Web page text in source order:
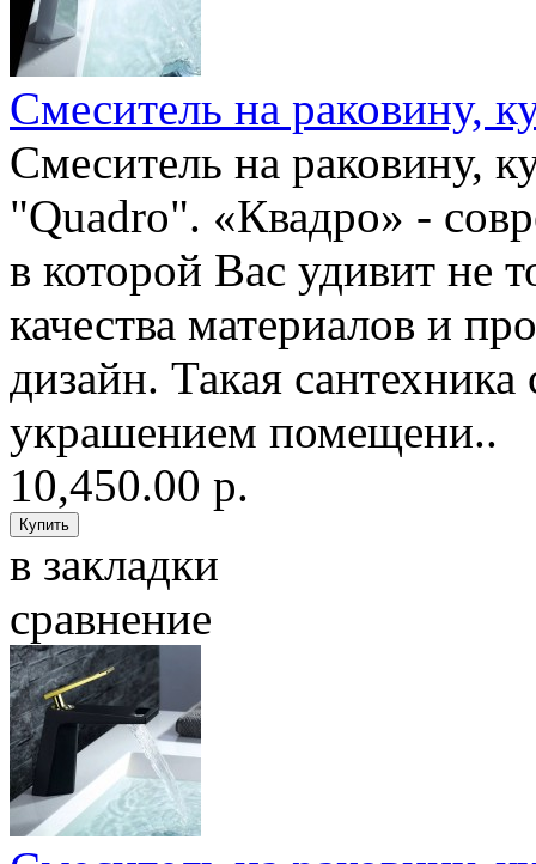
Смеситель на раковину,
Смеситель на раковину,
"Quadro". «Квадро» -
в которой Вас удивит не
качества материалов и
дизайн. Такая
украшением помещени..
10,450.00 р.
в закладки
сравнение